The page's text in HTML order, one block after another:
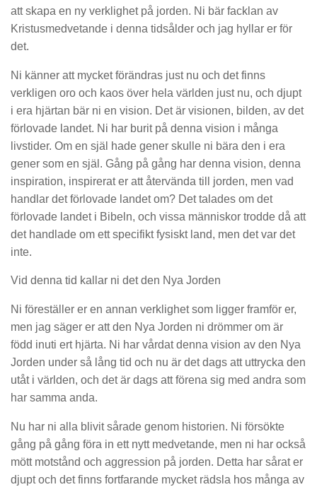
att skapa en ny verklighet på jorden. Ni bär facklan av
Kristusmedvetande i denna tidsålder och jag hyllar er för
det.
Ni känner att mycket förändras just nu och det finns
verkligen oro och kaos över hela världen just nu, och djupt
i era hjärtan bär ni en vision. Det är visionen, bilden, av det
förlovade landet. Ni har burit på denna vision i många
livstider. Om en själ hade gener skulle ni bära den i era
gener som en själ. Gång på gång har denna vision, denna
inspiration, inspirerat er att återvända till jorden, men vad
handlar det förlovade landet om? Det talades om det
förlovade landet i Bibeln, och vissa människor trodde då att
det handlade om ett specifikt fysiskt land, men det var det
inte.
Vid denna tid kallar ni det den Nya Jorden
Ni föreställer er en annan verklighet som ligger framför er,
men jag säger er att den Nya Jorden ni drömmer om är
född inuti ert hjärta. Ni har vårdat denna vision av den Nya
Jorden under så lång tid och nu är det dags att uttrycka den
utåt i världen, och det är dags att förena sig med andra som
har samma anda.
Nu har ni alla blivit sårade genom historien. Ni försökte
gång på gång föra in ett nytt medvetande, men ni har också
mött motstånd och aggression på jorden. Detta har sårat er
djupt och det finns fortfarande mycket rädsla hos många av